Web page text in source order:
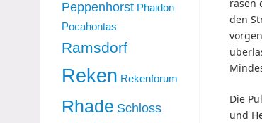
rasen
den
Die
und
Peppenhorst Phaidon
Pocahontas
Ramsdorf
Reken Rekenforum
Rhade Schloss